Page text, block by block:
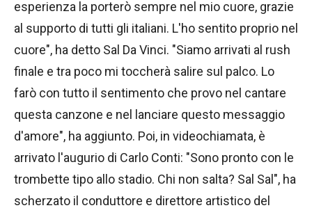
esperienza la porterò sempre nel mio cuore, grazie
al supporto di tutti gli italiani. L'ho sentito proprio nel
cuore", ha detto Sal Da Vinci. "Siamo arrivati al rush
finale e tra poco mi toccherà salire sul palco. Lo
farò con tutto il sentimento che provo nel cantare
questa canzone e nel lanciare questo messaggio
d'amore", ha aggiunto. Poi, in videochiamata, è
arrivato l'augurio di Carlo Conti: "Sono pronto con le
trombette tipo allo stadio. Chi non salta? Sal Sal", ha
scherzato il conduttore e direttore artistico del